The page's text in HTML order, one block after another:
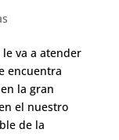
va a atender
encuentra
la gran
el nuestro
de la